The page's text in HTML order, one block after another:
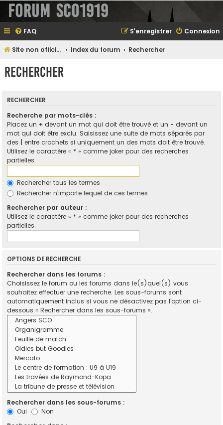
Forum SCO1919
FAQ Connexion
S’enregistrer
Site non officiel sur le SCO d'Angers Index du forum Rechercher
Rechercher
RECHERCHER
Recherche par mots-clés :
Placez un + devant un mot qui doit être trouvé et un - devant un
mot qui doit être exclu. Saisissez une suite de mots séparés par
des
entre crochets si uniquement un des mots doit être trouvé.
Utilisez le caractère « * » comme joker pour des recherches
partielles.
Rechercher tous les termes
Rechercher n’importe lequel de ces termes
Rechercher par auteur :
Utilisez le caractère « * » comme joker pour des recherches
partielles.
OPTIONS DE RECHERCHE
Rechercher dans les forums :
Choisissez le forum ou les forums dans le(s)quel(s) vous
souhaitez effectuer une recherche. Les sous-forums sont
automatiquement inclus si vous ne désactivez pas l’option ci-
dessous « Rechercher dans les sous-forums ».
Rechercher dans les sous-forums :
Oui
Non